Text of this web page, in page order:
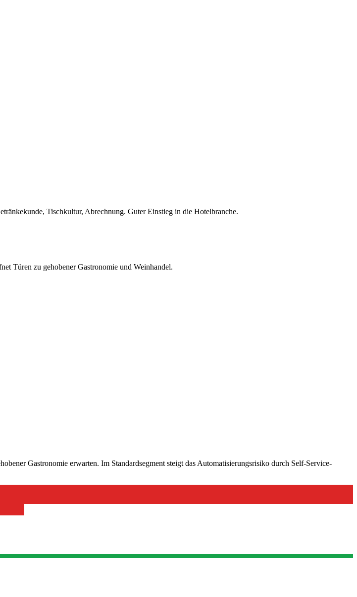
Tischkultur, Abrechnung. Guter Einstieg in die Hotelbranche.
Türen zu gehobener Gastronomie und Weinhandel.
Gastronomie erwarten. Im Standardsegment steigt das Automatisierungsrisiko durch Self-Service-